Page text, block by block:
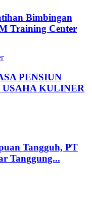
Bimbingan
Training Center
PENSIUN
KULINER
Tangguh, PT
Tanggung...